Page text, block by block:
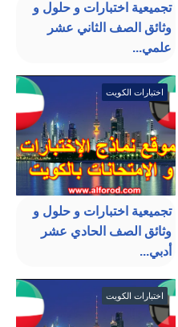
تجميعية اختبارات و حلول و
وثائق الصف الثاني عشر
علمي...
اختبارات الكويت
تجميعية اختبارات و حلول و
وثائق الصف الحادي عشر
أدبي...
اختبارات الكويت